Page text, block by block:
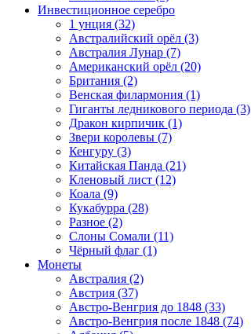
Инвестиционное серебро
1 унция (32)
Австралийский орёл (3)
Австралия Лунар (7)
Американский орёл (20)
Британия (2)
Венская филармония (1)
Гиганты ледникового периода (3)
Дракон кирпичик (1)
Звери королевы (7)
Кенгуру (3)
Китайская Панда (21)
Кленовый лист (12)
Коала (9)
Кукабурра (28)
Разное (2)
Слоны Сомали (11)
Чёрный флаг (1)
Монеты
Австралия (2)
Австрия (37)
Австро-Венгрия до 1848 (33)
Австро-Венгрия после 1848 (74)